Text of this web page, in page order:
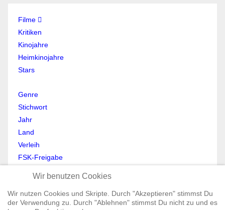
Filme
Kritiken
Kinojahre
Heimkinojahre
Stars
Genre
Stichwort
Jahr
Land
Verleih
FSK-Freigabe
Mein Profil
Registrieren
Wir benutzen Cookies
Wir nutzen Cookies und Skripte. Durch "Akzeptieren" stimmst Du
der Verwendung zu. Durch "Ablehnen" stimmst Du nicht zu und es